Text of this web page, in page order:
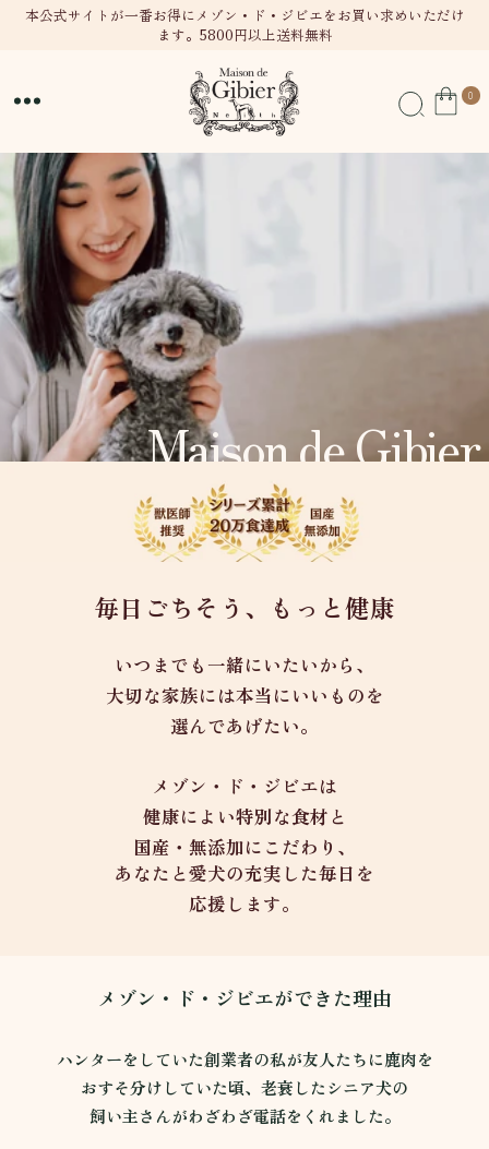
テン
本公式サイトが一番お得にメゾン・ド・ジビエをお買い求めいただけ
ます。5800円以上送料無料
00
Maison de Gibier
毎日ごちそう、もっと健康
いつまでも一緒にいたいから、
大切な家族には本当にいいものを
選んであげたい。
メゾン・ド・ジビエは
健康によい特別な食材と
国産・無添加にこだわり、
あなたと愛犬の充実した毎日を
応援します。
メゾン・ド・ジビエができた理由
ハンターをしていた創業者の私が友人たちに鹿肉を
おすそ分けしていた頃、老衰したシニア犬の
飼い主さんがわざわざ電話をくれました。